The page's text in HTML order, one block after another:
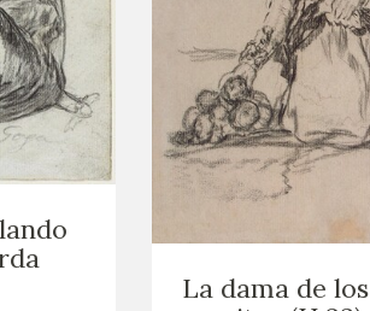
La dama de los